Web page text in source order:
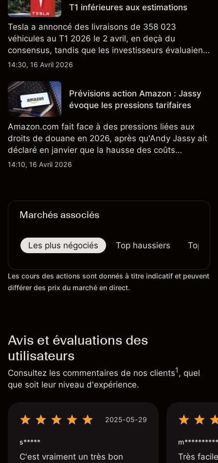
T1 inférieures aux estimations
Tesla a annoncé des livraisons de 358 023
véhicules au T1 2026 le 2 avril, en deçà du
consensus, tandis que les investisseurs évaluaient
également la croissance des stocks et les projets
nouveau SUV. Découvrez les objectifs de cours
TSLA d'analystes tiers.
14:30, 16 Avril 2026
Prévisions action Amazon : Jassy
évoque les pressions tarifaires
Amazon.com fait face à des pressions liées aux
droits de douane en 2026, après qu'Andy Jassy ait
déclaré en janvier que la hausse des coûts
d'importation commençait à se répercuter sur
14:10, 16 Avril 2026
Marchés associés
Les plus négociés Top haussiers Top
Les cours des actions sont donnés à titre indicatif et peuvent
différer des prix du marché en direct.
Avis et évaluations des
utilisateurs
Consultez les commentaires de nos clients1, quel
que soit leur niveau d'expérience.
2025-05-29
s*****
C'est vraiment un très bon
m**********
Très